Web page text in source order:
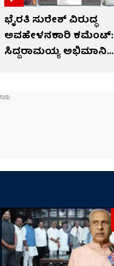
ಭೈರತಿ ಸುರೇಶ್ ವಿರುದ್ಧ
ಅವಹೇಳನಕಾರಿ ಕಮೆಂಟ್:
ಸಿದ್ದರಾಮಯ್ಯ ಅಭಿಮಾನಿ